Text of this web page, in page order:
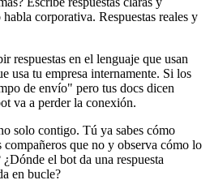
corporativa. Respuestas reales y
respuestas en el lenguaje que usan
usa tu empresa internamente. Si los
de envío" pero tus docs dicen
va a perder la conexión.
solo contigo. Tú ya sabes cómo
que no y observa cómo lo
el bot da una respuesta
en bucle?